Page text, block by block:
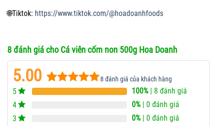
🌐Tiktok: https://www.tiktok.com/@hoadoanhfoods
8 đánh giá cho Cá viên cốm non 500g Hoa Doanh
5.00 8 đánh giá của khách hàng
5 100% | 8 đánh giá
4
0% | 0 đánh giá
3
0% | 0 đánh giá